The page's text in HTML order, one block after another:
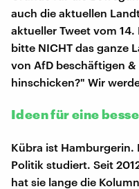
auch die aktuellen
aktueller Tweet vom
bitte NICHT das ganze
von AfD beschäftigen &
hinschicken?" Wir
Ideen für eine
Kübra ist Hamburgerin.
Politik studiert. Seit
hat sie lange die